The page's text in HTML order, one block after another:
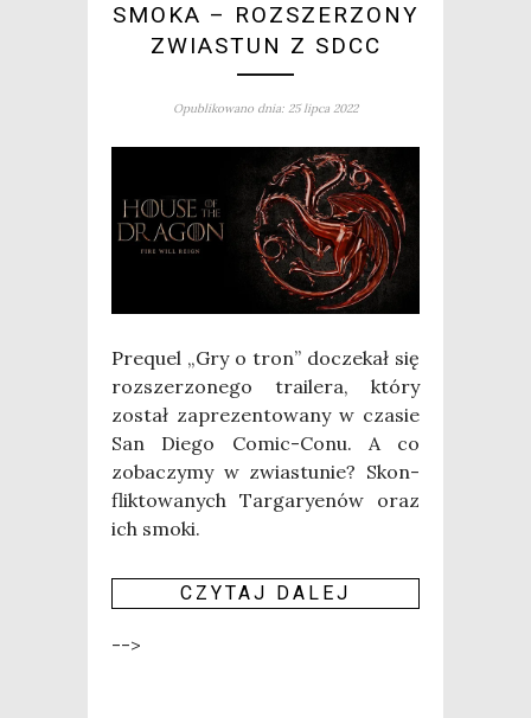
SMOKA – ROZSZERZONY
ZWIASTUN Z SDCC
Opublikowano dnia: 25 lipca 2022
Pre­qu­el „Gry o tron” docze­kał się
roz­sze­rzo­ne­go tra­ile­ra, któ­ry
został zapre­zen­to­wa­ny w cza­sie
San Die­go Comic-Conu. A co
zoba­czy­my w zwia­stu­nie? Skon­
flik­to­wa­nych Tar­ga­ry­enów oraz
ich smo­ki.
CZY­TAJ DALEJ
-->